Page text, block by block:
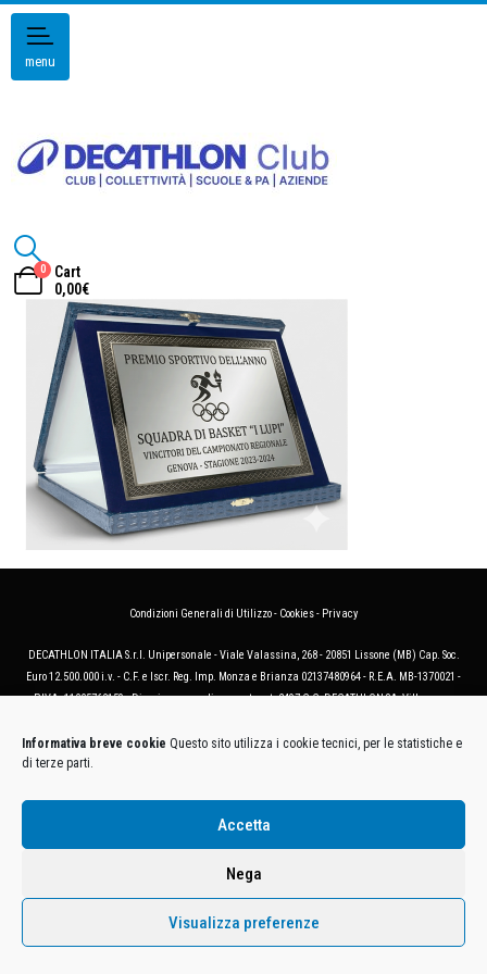
Informativa breve cookie Questo sito utilizza i cookie tecnici, per le statistiche e
di terze parti.
Accetta
Nega
Visualizza preferenze
menu
0
Cart
0,00€
Condizioni Generali di Utilizzo- Cookies- Privacy
DECATHLON ITALIA S.r.l. Unipersonale - Viale Valassina, 268 - 20851 Lissone (MB) Cap. Soc.
Euro 12.500.000 i.v. - C.F. e Iscr. Reg. Imp. Monza e Brianza 02137480964 - R.E.A. MB-1370021 -
P.IVA. 11005760159 - Direzione e coordinamento art. 2497 C.C. DECATHLON SA, Villeneuve